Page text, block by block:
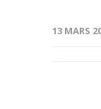
13 MARS